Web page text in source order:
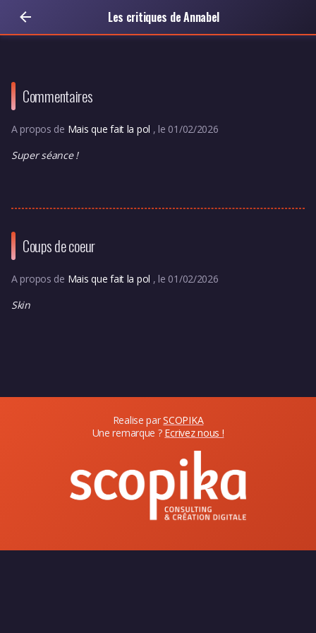
Les critiques de Annabel
Commentaires
A propos de Mais que fait la pol , le 01/02/2026
Super séance !
Coups de coeur
A propos de Mais que fait la pol , le 01/02/2026
Skin
Realise parSCOPIKA
Une remarque ? Ecrivez nous !